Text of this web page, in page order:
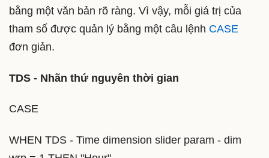
bằng một văn bản rõ ràng. Vì vậy, mỗi giá trị của
tham số được quản lý bằng một câu lệnh CASE
đơn giản.
TDS - Nhãn thứ nguyên thời gian
CASE
WHEN TDS - Time dimension slider param - dim